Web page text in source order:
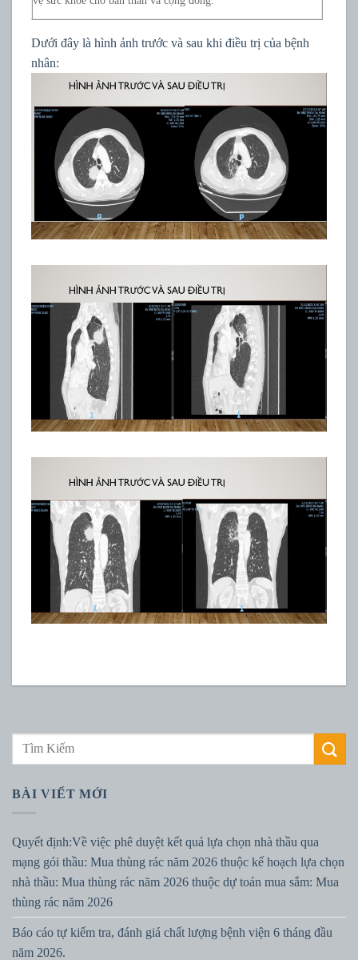
Dưới đây là hình ảnh trước và sau khi điều trị của bệnh
nhân:
BÀI VIẾT MỚI
Quyết định:Về việc phê duyệt kết quả lựa chọn nhà thầu qua
mạng gói thầu: Mua thùng rác năm 2026 thuộc kế hoạch lựa chọn
nhà thầu: Mua thùng rác năm 2026 thuộc dự toán mua sắm: Mua
thùng rác năm 2026
Báo cáo tự kiểm tra, đánh giá chất lượng bệnh viện 6 tháng đầu
năm 2026.